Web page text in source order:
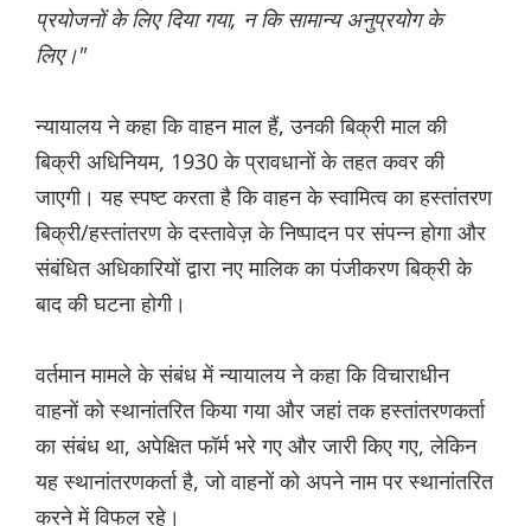
प्रयोजनों के लिए दिया गया, न कि सामान्य अनुप्रयोग के
लिए।"
न्यायालय ने कहा कि वाहन माल हैं, उनकी बिक्री माल की
बिक्री अधिनियम, 1930 के प्रावधानों के तहत कवर की
जाएगी। यह स्पष्ट करता है कि वाहन के स्वामित्व का हस्तांतरण
बिक्री/हस्तांतरण के दस्तावेज़ के निष्पादन पर संपन्न होगा और
संबंधित अधिकारियों द्वारा नए मालिक का पंजीकरण बिक्री के
बाद की घटना होगी।
वर्तमान मामले के संबंध में न्यायालय ने कहा कि विचाराधीन
वाहनों को स्थानांतरित किया गया और जहां तक हस्तांतरणकर्ता
का संबंध था, अपेक्षित फॉर्म भरे गए और जारी किए गए, लेकिन
यह स्थानांतरणकर्ता है, जो वाहनों को अपने नाम पर स्थानांतरित
करने में विफल रहे।